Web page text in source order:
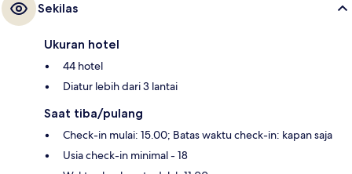
Sekilas
Ukuran hotel
44 hotel
Diatur lebih dari 3 lantai
Saat tiba/pulang
Check-in mulai: 15.00; Batas waktu check-in: kapan saja
Usia check-in minimal - 18